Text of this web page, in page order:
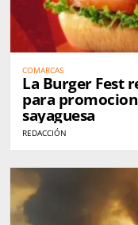
COMARCAS
La Burger Fest
para
sayaguesa
REDACCIÓN